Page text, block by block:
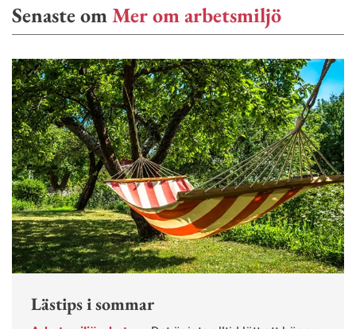
Senaste omMer om arbetsmiljö
Lästips i sommar